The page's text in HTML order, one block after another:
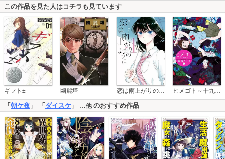
この作品を見た人はコチラも見ています
ギフト± 幽麗塔 恋は雨上がりのように ヒメゴト～十九歳の制服～
「 朝ケ夜 」 「 ダイスケ 」 …他のおすすめ作品